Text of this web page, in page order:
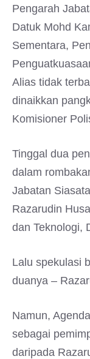
Pengarah
Datuk Mohd
Sementara,
Alias tidak
dinaikkan
Komisioner
Tinggal dua
dalam
Jabatan
Razarudin
dan Teknologi,
Lalu spekulasi
duanya –
Namun,
sebagai
daripada